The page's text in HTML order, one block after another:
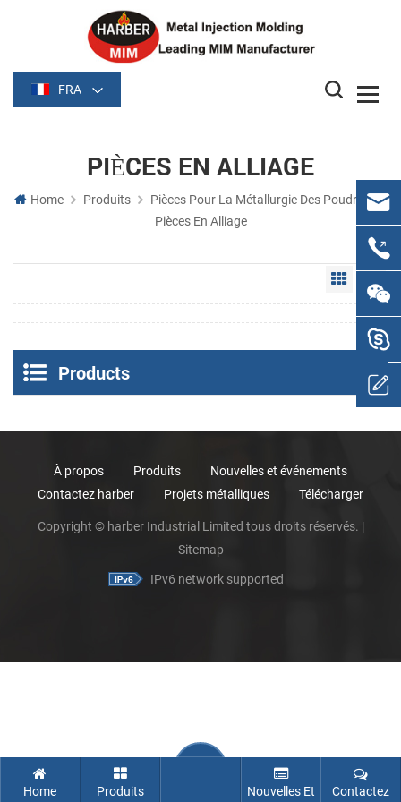
FRA
PIÈCES EN ALLIAGE
Home Produits
Pièces Pour La Métallurgie Des Poudres
Pièces En Alliage
Grid
Products
À propos Produits
Nouvelles et événements
Contactez harber
Projets métalliques Télécharger
Copyright © harber Industrial Limited tous droits réservés. |
Sitemap
IPv6 network supported
Home Produits Nouvelles Et Contactez